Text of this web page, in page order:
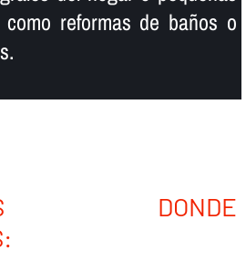
como reformas de baños o
DONDE